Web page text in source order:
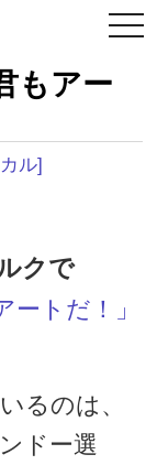
もアー
ル]
クで
るのは、
ドー選